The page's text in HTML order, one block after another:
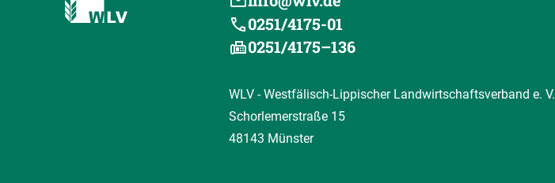
0251/4175-01
0251/4175–136
WLV - Westfälisch-Lippischer Landwirtschaftsverband e. V.
Schorlemerstraße 15
48143 Münster